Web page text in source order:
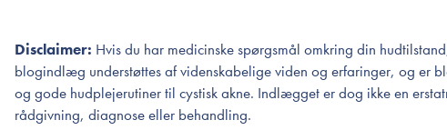
Disclaimer: Hvis du har medicinske spørgsmål omkring din
blogindlæg understøttes af videnskabelige viden og erfaringer, og er
og gode hudplejerutiner til cystisk akne. Indlægget er dog ikke en
rådgivning, diagnose eller behandling.